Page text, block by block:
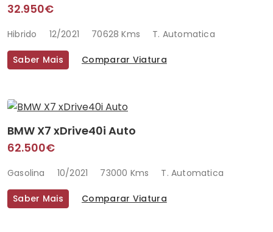
32.950€
Hibrido 12/2021 70628 Kms T. Automatica
Saber Mais Comparar Viatura
BMW X7 xDrive40i Auto
62.500€
Gasolina 10/2021 73000 Kms T. Automatica
Saber Mais Comparar Viatura